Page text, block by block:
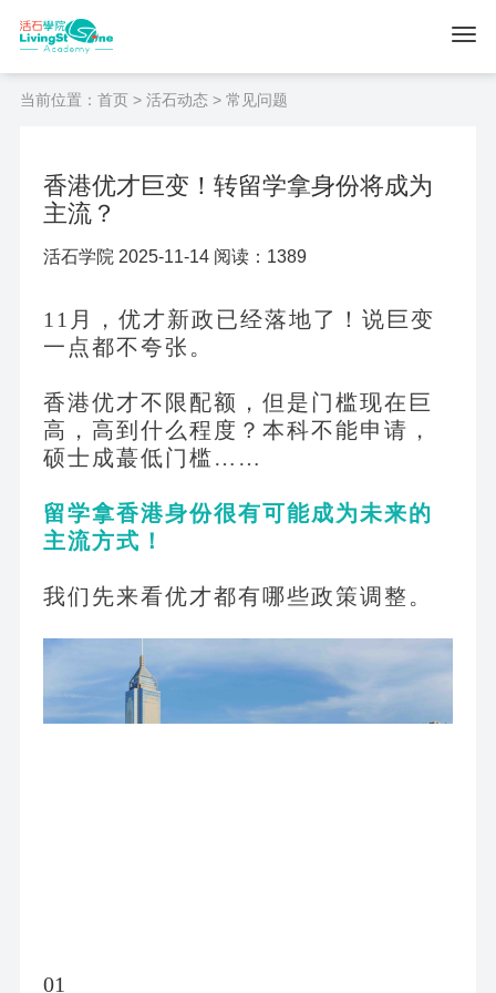
当前位置： 首页> 活石动态> 常见问题
香港优才巨变！转留学拿身份将成为
主流？
活石学院 2025-11-14 阅读：1389
11月，优才新政已经落地了！说巨变
一点都不夸张。
香港优才不限配额，但是门槛现在巨
高，高到什么程度？本科不能申请，
硕士成蕞低门槛……
留学拿香港身份很有可能成为未来的
主流方式！
我们先来看优才都有哪些政策调整。
01